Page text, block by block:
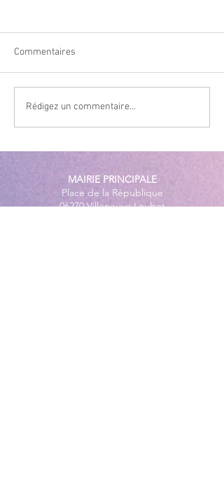
Qualité des eaux de
des plages
Commentaires
Rédigez un commentaire...
MAIRIE PRINCIPALE
Place de la République
06270 Villeneuve Loubet